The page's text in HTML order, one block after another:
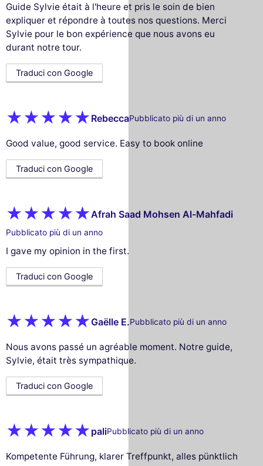
Guide Sylvie était à l'heure et pris le soin de bien
expliquer et répondre à toutes nos questions. Merci
Sylvie pour le bon expérience que nous avons eu
durant notre tour.
Traduci con Google
RebeccaPubblicato più di un anno
Good value, good service. Easy to book online
Traduci con Google
Afrah Saad Mohsen Al-Mahfadi
Pubblicato più di un anno
I gave my opinion in the first.
Traduci con Google
Gaëlle E.Pubblicato più di un anno
Nous avons passé un agréable moment. Notre guide,
Sylvie, était très sympathique.
Traduci con Google
paliPubblicato più di un anno
Kompetente Führung, klarer Treffpunkt, alles pünktlich